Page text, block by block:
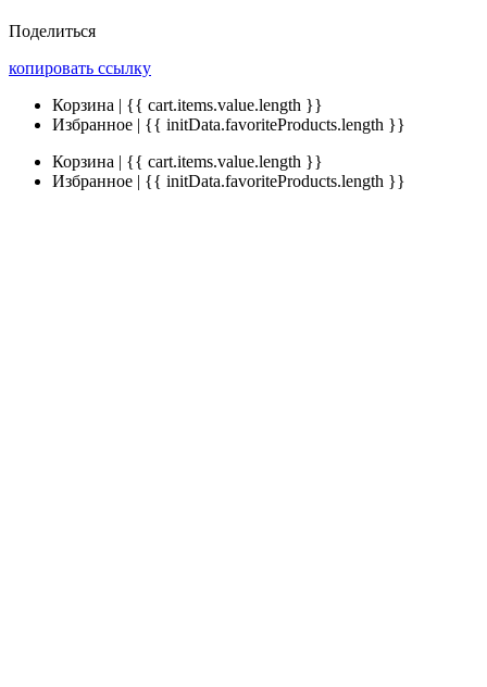
Поделиться
копировать ссылку
Корзина | {{ cart.items.value.length }}
Избранное | {{ initData.favoriteProducts.length }}
Корзина | {{ cart.items.value.length }}
Избранное | {{ initData.favoriteProducts.length }}